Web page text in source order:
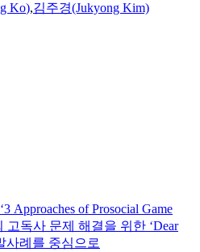
Ko),김주경(Jukyong Kim)
Approaches of Prosocial Game
고독사 문제 해결을 위한 ‘Dear
사례를 중심으로